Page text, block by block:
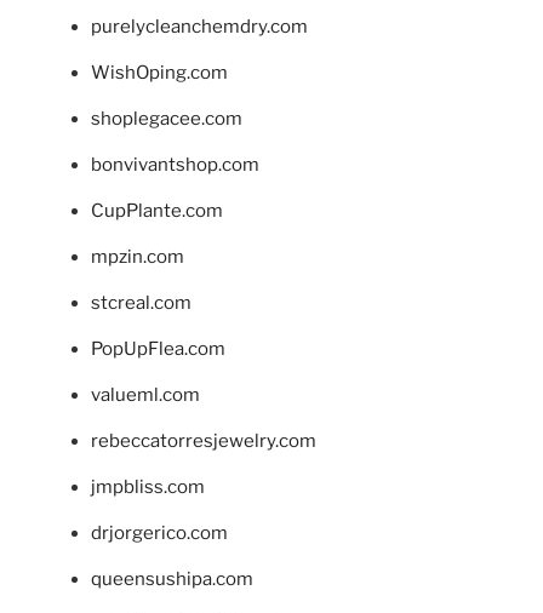
purelycleanchemdry.com
WishOping.com
shoplegacee.com
bonvivantshop.com
CupPlante.com
mpzin.com
stcreal.com
PopUpFlea.com
valueml.com
rebeccatorresjewelry.com
jmpbliss.com
drjorgerico.com
queensushipa.com